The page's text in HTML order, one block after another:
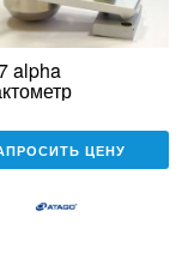
alpha
ЦЕНУ